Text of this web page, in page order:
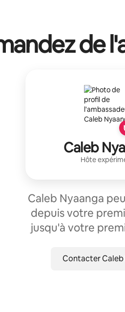
de
Caleb
Hôte
Caleb Nyaanga
depuis votre
jusqu'à votre
Contacter Caleb